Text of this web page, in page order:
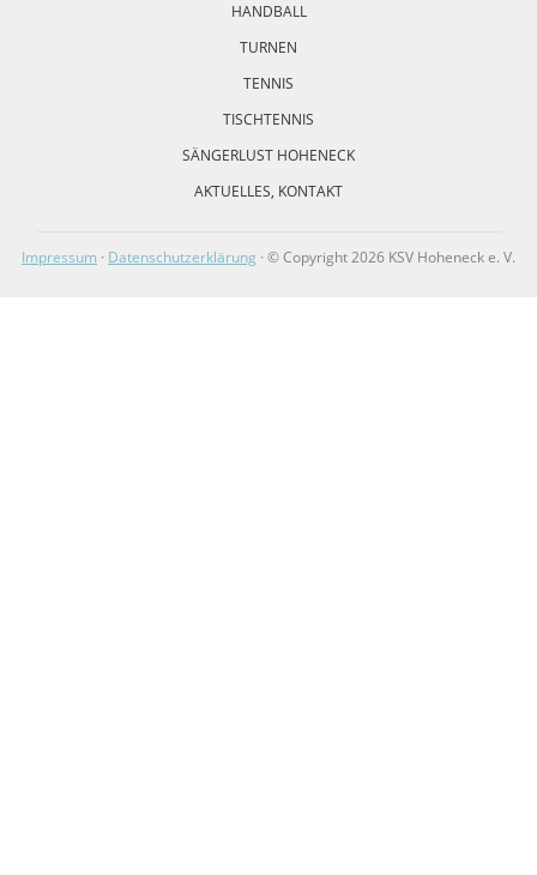
HANDBALL
TURNEN
TENNIS
TISCHTENNIS
SÄNGERLUST HOHENECK
AKTUELLES, KONTAKT
Impressum · Datenschutzerklärung · © Copyright 2026 KSV Hoheneck e. V.